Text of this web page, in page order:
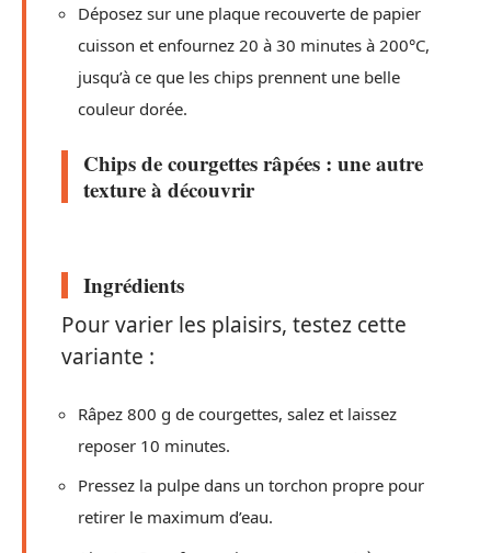
Déposez sur une plaque recouverte de papier
cuisson et enfournez 20 à 30 minutes à 200°C,
jusqu’à ce que les chips prennent une belle
couleur dorée.
Chips de courgettes râpées : une autre
texture à découvrir
Ingrédients
Pour varier les plaisirs, testez cette
variante :
Râpez 800 g de courgettes, salez et laissez
reposer 10 minutes.
Pressez la pulpe dans un torchon propre pour